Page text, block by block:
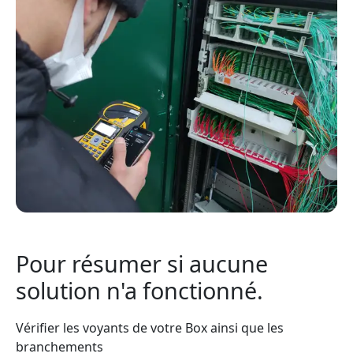
Pour résumer si aucune
solution n'a fonctionné.
Vérifier les voyants de votre Box ainsi que les
branchements